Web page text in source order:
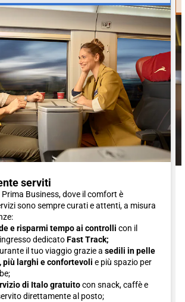
serviti
Business, dove il comfort è
sono sempre curati e attenti, a misura
e risparmi tempo ai controlli con il
dedicatoFast Track;
il tuo viaggio grazie a sedili in pelle
più larghi e confortevoli e più spazio per
di Italo gratuitocon snack, caffè e
direttamente al posto;